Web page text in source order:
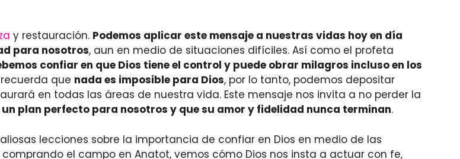
y restauración. Podemos aplicar este mensaje a nuestras vidas hoy en día
para nosotros, aun en medio de situaciones difíciles. Así como el profeta
confiar en que Dios tiene el control y puede obrar milagros incluso en los
que nada es imposible para Dios, por lo tanto, podemos depositar
en todas las áreas de nuestra vida. Este mensaje nos invita a no perder la
un plan perfecto para nosotros y que su amor y fidelidad nunca terminan.
lecciones sobre la importancia de confiar en Dios en medio de las
el campo en Anatot, vemos cómo Dios nos insta a actuar con fe,